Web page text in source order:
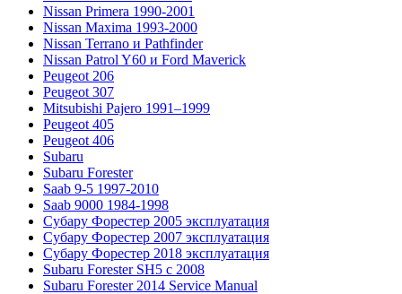
Nissan Primera 1990-2001
Nissan Maxima 1993-2000
Nissan Terrano и Pathfinder
Nissan Patrol Y60 и Ford Maverick
Peugeot 206
Peugeot 307
Mitsubishi Pajero 1991–1999
Peugeot 405
Peugeot 406
Subaru
Subaru Forester
Saab 9-5 1997-2010
Saab 9000 1984-1998
Субару Форестер 2005 эксплуатация
Субару Форестер 2007 эксплуатация
Субару Форестер 2018 эксплуатация
Subaru Forester SH5 с 2008
Subaru Forester 2014 Service Manual